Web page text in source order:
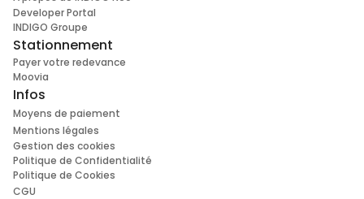
Developer Portal
INDIGO Groupe
Stationnement
Payer votre redevance
Moovia
Infos
Moyens de paiement
Mentions légales
Gestion des cookies
Politique de Confidentialité
Politique de Cookies
CGU